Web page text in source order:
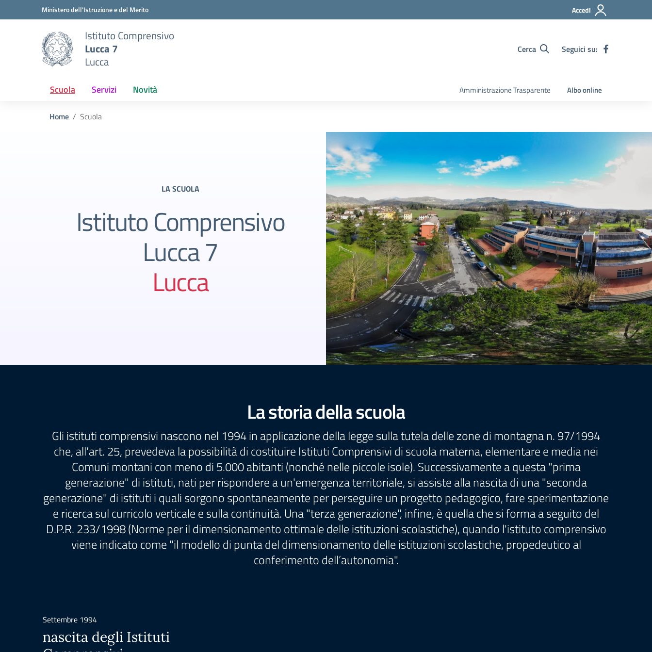
Vai ai contenuti
Vai al menu di navigazioneMinistero dell'Istruzione e del Merito Accedi
Istituto Comprensivo
Lucca 7
Lucca
Cerca Seguici su:
Scuola Servizi Novità Amministrazione Trasparente Albo online
Home Scuola
LA SCUOLA
Istituto Comprensivo
Lucca 7
Lucca
La storia della scuola
Gli istituti comprensivi nascono nel 1994 in applicazione della legge sulla tutela delle zone di montagna n. 97/1994
che, all'art. 25, prevedeva la possibilità di costituire Istituti Comprensivi di scuola materna, elementare e media nei
Comuni montani con meno di 5.000 abitanti (nonché nelle piccole isole). Successivamente a questa "prima
generazione" di istituti, nati per rispondere a un'emergenza territoriale, si assiste alla nascita di una "seconda
generazione" di istituti i quali sorgono spontaneamente per perseguire un progetto pedagogico, fare sperimentazione
e ricerca sul curricolo verticale e sulla continuità. Una "terza generazione", infine, è quella che si forma a seguito del
D.P.R. 233/1998 (Norme per il dimensionamento ottimale delle istituzioni scolastiche), quando l'istituto comprensivo
viene indicato come "il modello di punta del dimensionamento delle istituzioni scolastiche, propedeutico al
conferimento dell’autonomia".
Settembre 1994
nascita degli Istituti